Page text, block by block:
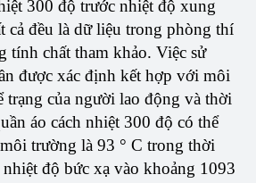
300 độ trước nhiệt độ xung
cả đều là dữ liệu trong phòng thí
tính chất tham khảo. Việc sử
được xác định kết hợp với môi
trạng của người lao động và thời
áo cách nhiệt 300 độ có thể
trường là 93 ° C trong thời
độ bức xạ vào khoảng 1093